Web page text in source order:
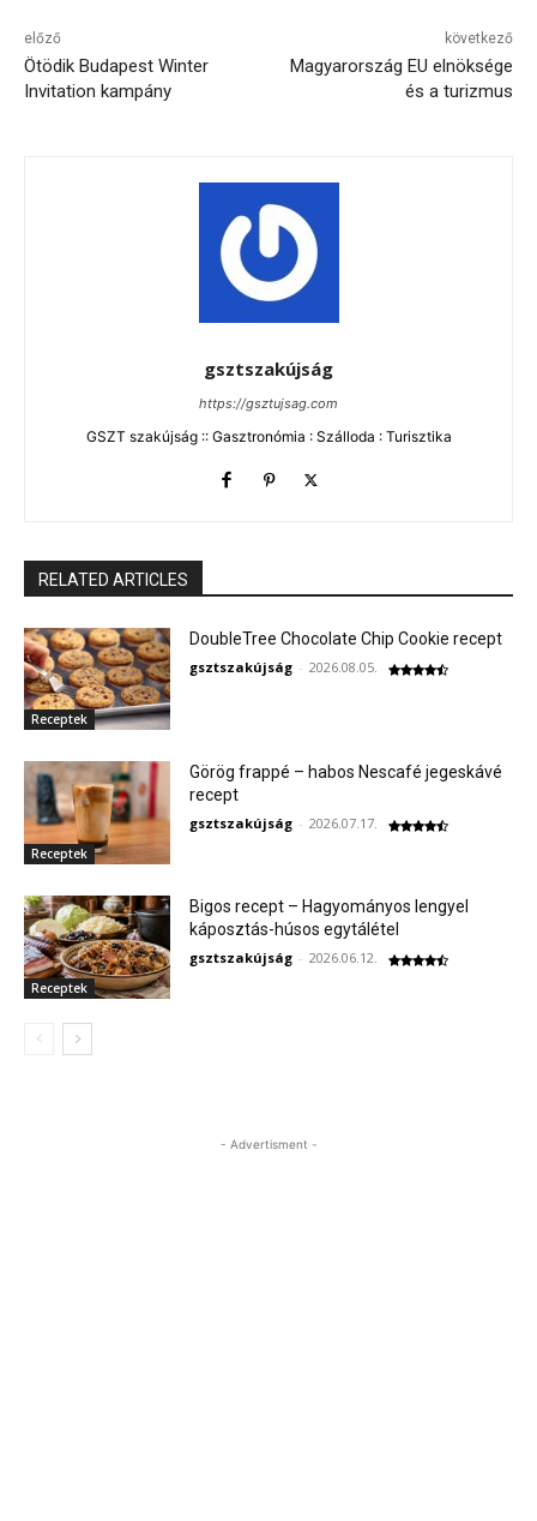
előző
Ötödik Budapest Winter
Invitation kampány
következő
Magyarország EU elnöksége
és a turizmus
gsztszakújság
https://gsztujsag.com
GSZT szakújság :: Gasztronómia : Szálloda : Turisztika
RELATED ARTICLES
Receptek
DoubleTree Chocolate Chip Cookie recept
gsztszakújság - 2026.08.05.
Receptek
Görög frappé – habos Nescafé jegeskávé
recept
gsztszakújság - 2026.07.17.
Receptek
Bigos recept – Hagyományos lengyel
káposztás-húsos egytálétel
gsztszakújság - 2026.06.12.
- Advertisment -